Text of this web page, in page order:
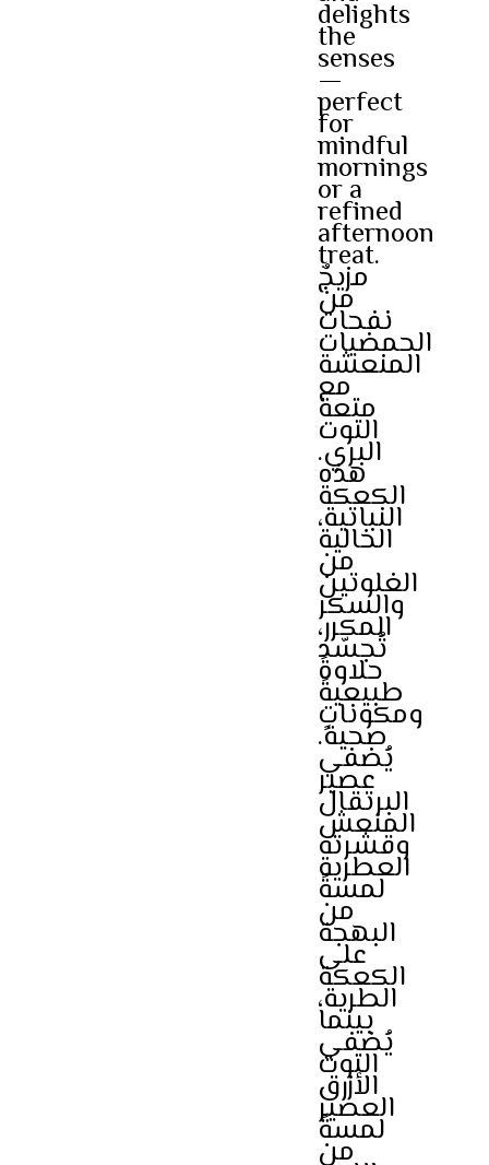
delights
the
senses
—
perfect
for
mindful
mornings
or a
refined
afternoon
treat.
مزيجٌ
من
نفحات
الحمضيات
المنعشة
مع
متعة
التوت
البري.
هذه
الكعكة
النباتية،
الخالية
من
الغلوتين
والسكر
المكرر،
تُجسّد
حلاوةً
طبيعيةً
ومكوناتٍ
صحية.
يُضفي
عصير
البرتقال
المنعش
وقشرته
العطرية
لمسةً
من
البهجة
على
الكعكة
الطرية،
بينما
يُضفي
التوت
الأزرق
العصير
لمسةً
من